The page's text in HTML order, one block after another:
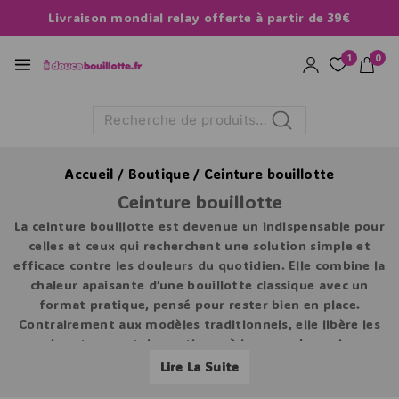
Livraison mondial relay offerte à partir de 39€
1 0
Recherche
Accueil / Boutique / Ceinture bouillotte
Ceinture bouillotte
La ceinture bouillotte est devenue un indispensable pour
celles et ceux qui recherchent une solution simple et
efficace contre les douleurs du quotidien. Elle combine la
chaleur apaisante d’une bouillotte classique avec un
format pratique, pensé pour rester bien en place.
Contrairement aux modèles traditionnels, elle libère les
mains et permet de continuer à bouger, s’asseoir ou
s’allonger sans contrainte. C’est cette liberté d’usage qui
Lire La Suite